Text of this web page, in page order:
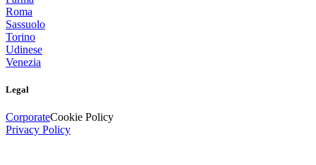
Roma
Sassuolo
Torino
Udinese
Venezia
Legal
CorporateCookie Policy
Privacy Policy